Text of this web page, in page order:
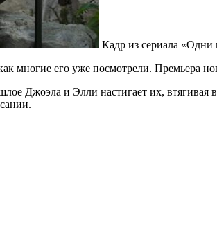
Кадр из сериала «Одни
многие его уже посмотрели. Премьера
Джоэла и Элли настигает их,